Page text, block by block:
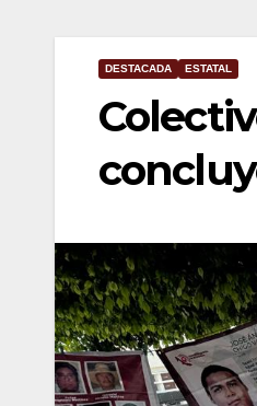
DESTACADA ESTATAL